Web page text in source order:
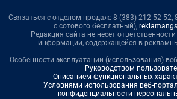
Связаться с отделом продаж: 8 (383) 212-52-52,
с сотового бесплатный),
Редакция сайта не несет
информации, содержащейся в
Особенности эксплуатации (использования)
Руководством
Описанием функциональных
Условиями использования веб-
конфиденциальности